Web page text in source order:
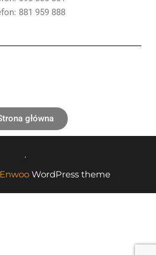
881 959 888
główna
.
EnwooWordPress theme